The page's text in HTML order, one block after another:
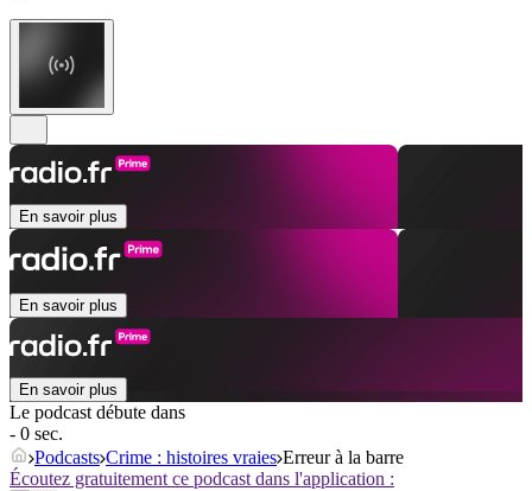
En savoir plus
En savoir plus
En savoir plus
Le podcast débute dans
- 0 sec.
Podcasts Crime : histoires vraies Erreur à la barre
Écoutez gratuitement ce podcast dans l'application :